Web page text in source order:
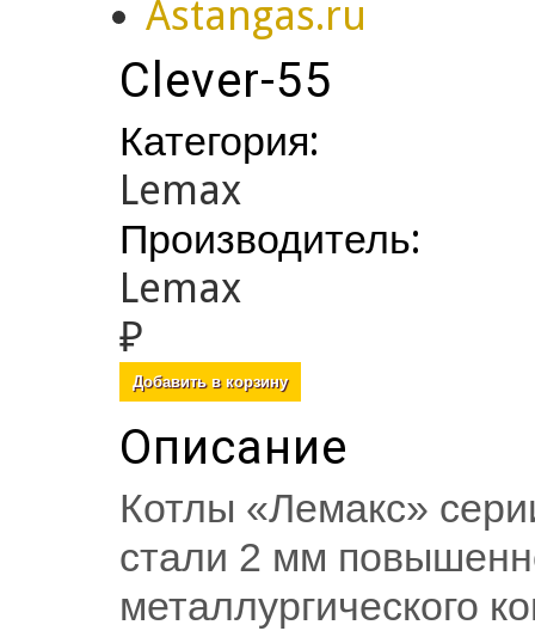
Clever-55
Категория:
Lemax
Производитель:
Lemax
₽
Описание
Котлы «Лемакс»
стали 2 мм
металлургического